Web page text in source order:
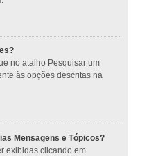
no atalho Pesquisar um
às opções descritas na
Mensagens e Tópicos?
exibidas clicando em